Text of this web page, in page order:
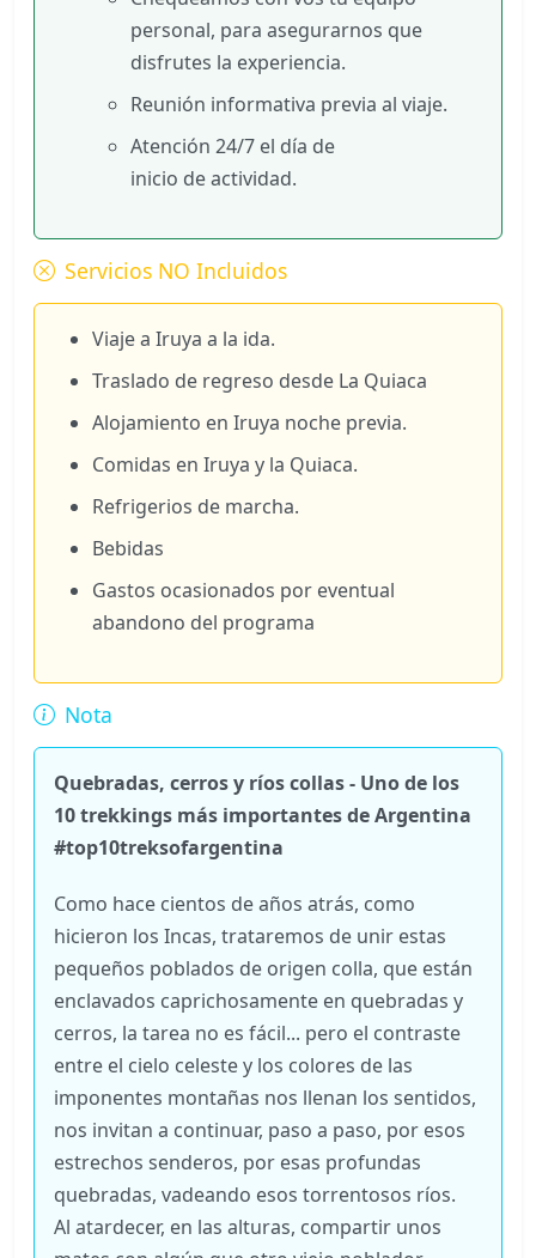
personal, para asegurarnos que
disfrutes la experiencia.
Reunión informativa previa al viaje.
Atención 24/7 el día de
inicio de actividad.
Servicios NO Incluidos
Viaje a Iruya a la ida.
Traslado de regreso desde La Quiaca
Alojamiento en Iruya noche previa.
Comidas en Iruya y la Quiaca.
Refrigerios de marcha.
Bebidas
Gastos ocasionados por eventual
abandono del programa
Nota
Quebradas, cerros y ríos collas - Uno de los
10 trekkings más importantes de Argentina
#top10treksofargentina
Como hace cientos de años atrás, como
hicieron los Incas, trataremos de unir estas
pequeños poblados de origen colla, que están
enclavados caprichosamente en quebradas y
cerros, la tarea no es fácil... pero el contraste
entre el cielo celeste y los colores de las
imponentes montañas nos llenan los sentidos,
nos invitan a continuar, paso a paso, por esos
estrechos senderos, por esas profundas
quebradas, vadeando esos torrentosos ríos.
Al atardecer, en las alturas, compartir unos